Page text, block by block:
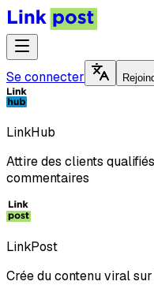
Se connecter
LinkHub
Attire des clients
commentaires
LinkPost
Crée du contenu viral